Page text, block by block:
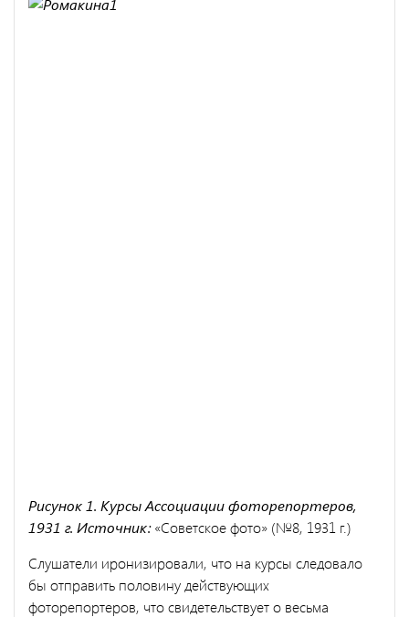
Рисунок 1. Курсы Ассоциации фоторепортеров,
1931 г. Источник:«Советское фото» (№8, 1931 г.)
Слушатели иронизировали, что на курсы следовало
бы отправить половину действующих
фоторепортеров, что свидетельствует о весьма